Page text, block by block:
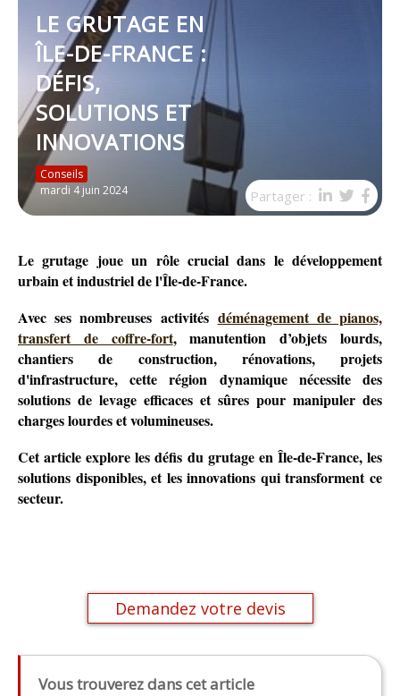
LE GRUTAGE EN
ÎLE-DE-FRANCE :
DÉFIS,
SOLUTIONS ET
INNOVATIONS
Conseils
mardi 4 juin 2024
Partager :
Le grutage joue un rôle crucial dans le développement
urbain et industriel de l'Île-de-France.
Avec ses nombreuses activités déménagement de pianos,
transfert de coffre-fort, manutention d’objets lourds,
chantiers de construction, rénovations, projets
d'infrastructure, cette région dynamique nécessite des
solutions de levage efficaces et sûres pour manipuler des
charges lourdes et volumineuses.
Cet article explore les défis du grutage en Île-de-France, les
solutions disponibles, et les innovations qui transforment ce
secteur.
Demandez votre devis
Vous trouverez dans cet article